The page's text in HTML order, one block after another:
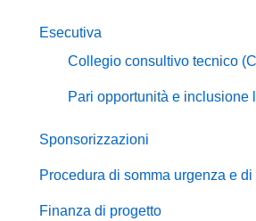
Esecutiva
Collegio consultivo tecnico
Pari opportunità e inclusione
Sponsorizzazioni
Procedura di somma urgenza e
Finanza di progetto